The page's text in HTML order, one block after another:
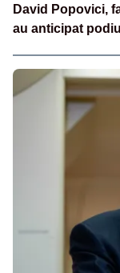
David Popovici,
au anticipat